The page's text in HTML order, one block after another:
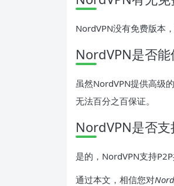
NordVPN没有免费版本
NordVPN是否能
虽然NordVPN提供高级
无法百分之百保证。
NordVPN是否支
是的，NordVPN支持
通过本文，相信您对